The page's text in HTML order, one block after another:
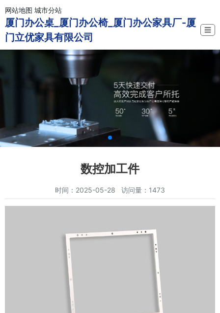
网站地图 城市分站
厦门办公桌_厦门办公椅_厦门办公家具厂-厦
门立优家具有限公司
☰
数控加工件
时间：2025-05-28 访问量：1473